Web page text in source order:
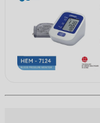
Sabtu, 05/09/2026
Jam 08:00 - 11:00